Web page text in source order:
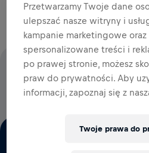
100% OPŁAT STARTOWYCH
RDZENIEM
Przetwarzamy Twoje dane
ulepszać nasze witryny i
kampanie marketingowe
spersonalizowane treści i
po prawej stronie, możesz
praw do prywatności. Aby
informacji, zapoznaj się z
Twoje prawa do